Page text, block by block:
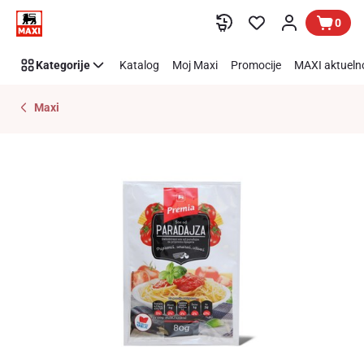
Preskoči link 0
Kategorije Katalog Moj Maxi Promocije MAXI
Maxi